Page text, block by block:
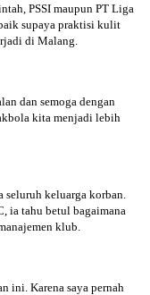
PSSI maupun PT Liga
supaya praktisi kulit
di Malang.
dan semoga dengan
kita menjadi lebih
keluarga korban.
ia tahu betul bagaimana
klub.
ini. Karena saya pernah